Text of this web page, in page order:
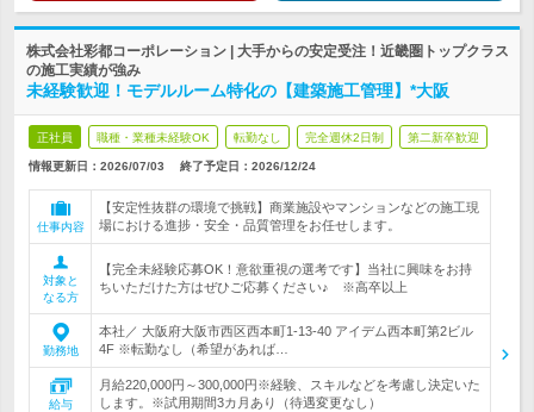
株式会社彩都コーポレーション | 大手からの安定受注！近畿圏トップクラス
の施工実績が強み
未経験歓迎！モデルルーム特化の【建築施工管理】*大阪
正社員 職種・業種未経験OK 転勤なし 完全週休2日制 第二新卒歓迎
情報更新日：2026/07/03 終了予定日： 2026/12/24
仕事内容
【安定性抜群の環境で挑戦】商業施設やマンションなどの施工現
場における進捗・安全・品質管理をお任せします。
対象と
なる方
【完全未経験応募OK！意欲重視の選考です】当社に興味をお持
ちいただけた方はぜひご応募ください♪ ※高卒以上
勤務地
本社／ 大阪府大阪市西区西本町1-13-40 アイデム西本町第2ビル
4F ※転勤なし（希望があれば…
給与
月給220,000円～300,000円※経験、スキルなどを考慮し決定いた
します。※試用期間3カ月あり（待遇変更なし）